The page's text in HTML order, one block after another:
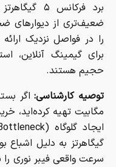
ضعیف‌تری از دیوارهای
را در فواصل نزدیک
حجیم هستند.
توصیه کارشناسی:
مگابیت تهیه کرده‌اید،
گیگاهرتز به دلیل
سرعت واقعی فیبر نوری